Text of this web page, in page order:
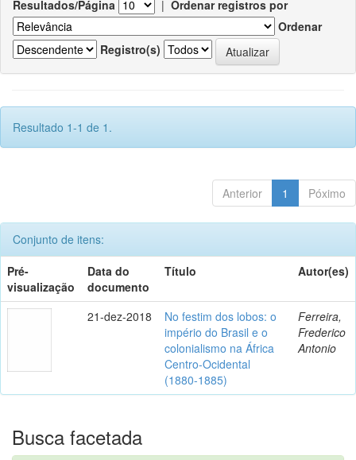
Resultados/Página | Ordenar registros por
Ordenar
Registro(s)
Resultado 1-1 de 1.
Anterior 1 Póximo
Conjunto de itens:
Pré-
visualização
Data do
documento
Título Autor(es)
21-dez-2018
No festim dos lobos: o
império do Brasil e o
colonialismo na África
Centro-Ocidental
(1880-1885)
Ferreira,
Frederico
Antonio
Busca facetada